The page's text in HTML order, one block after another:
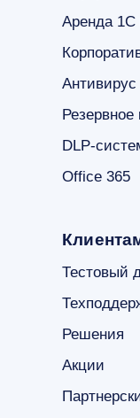
Аренда 1С
Резервное
DLP-
Office 365
Тестовый
Решения
Акции